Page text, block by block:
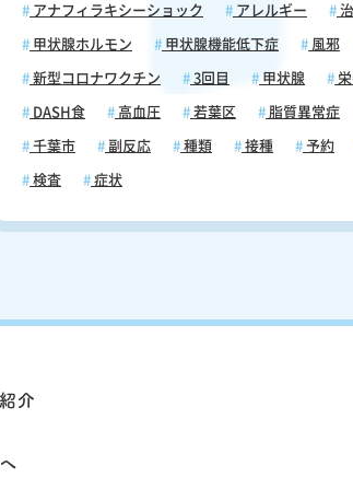
アナフィラキシーショック アレルギー
甲状腺ホルモン 甲状腺機能低下症 風邪
新型コロナワクチン 3回目 甲状腺
DASH食 高血圧 若葉区 脂質異常症
千葉市 副反応 種類 接種 予約
検査 症状
介